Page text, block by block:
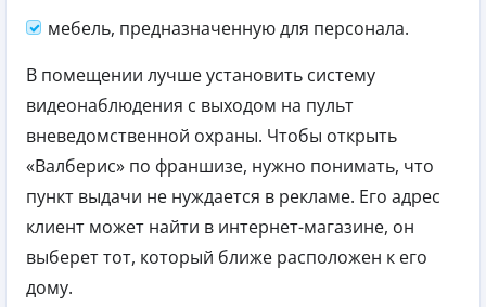
мебель, предназначенную для персонала.
В помещении лучше установить систему
видеонаблюдения с выходом на пульт
вневедомственной охраны. Чтобы открыть
«Валберис» по франшизе, нужно понимать, что
пункт выдачи не нуждается в рекламе. Его адрес
клиент может найти в интернет-магазине, он
выберет тот, который ближе расположен к его
дому.